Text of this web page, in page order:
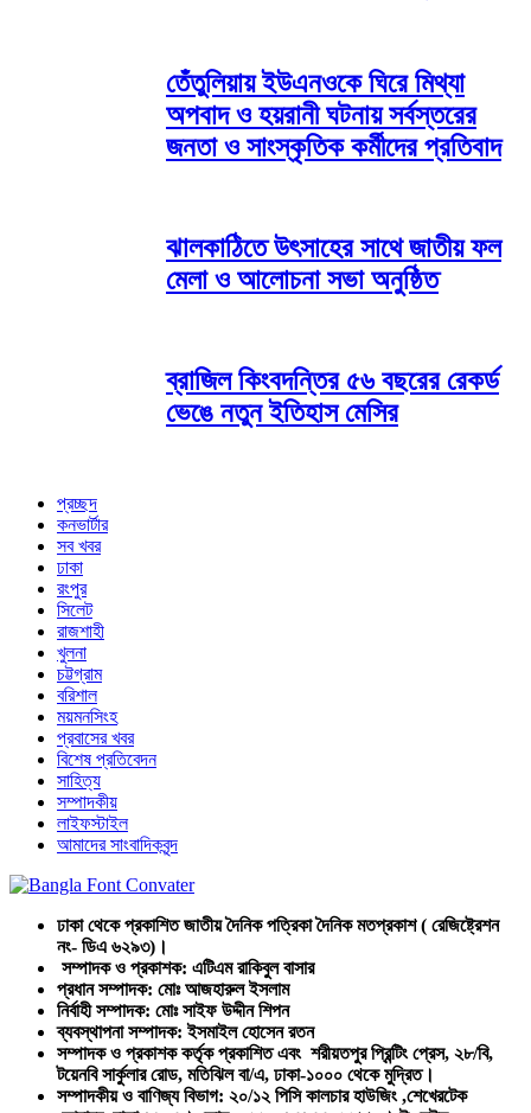
তেঁতুলিয়ায় ইউএনওকে ঘিরে মিথ্যা
অপবাদ ও হয়রানী ঘটনায় সর্বস্তরের
জনতা ও সাংস্কৃতিক কর্মীদের প্রতিবাদ
ঝালকাঠিতে উৎসাহের সাথে জাতীয় ফল
মেলা ও আলোচনা সভা অনুষ্ঠিত
ব্রাজিল কিংবদন্তির ৫৬ বছরের রেকর্ড
ভেঙে নতুন ইতিহাস মেসির
প্রচ্ছদ
কনভার্টার
সব খবর
ঢাকা
রংপুর
সিলেট
রাজশাহী
খুলনা
চট্টগ্রাম
বরিশাল
ময়মনসিংহ
প্রবাসের খবর
বিশেষ প্রতিবেদন
সাহিত্য
সম্পাদকীয়
লাইফস্টাইল
আমাদের সাংবাদিকবৃন্দ
ঢাকা থেকে প্রকাশিত জাতীয় দৈনিক পত্রিকা দৈনিক মতপ্রকাশ ( রেজিষ্ট্রেশন
নং- ডিএ ৬২৯৩)।
সম্পাদক ও প্রকাশক: এটিএম রাকিবুল বাসার
প্রধান সম্পাদক: মোঃ আজহারুল ইসলাম
নির্বাহী সম্পাদক: মোঃ সাইফ উদ্দীন শিপন
ব্যবস্থাপনা সম্পাদক: ইসমাইল হোসেন রতন
সম্পাদক ও প্রকাশক কর্তৃক প্রকাশিত এবং শরীয়তপুর প্রিন্টিং প্রেস, ২৮/বি,
টয়েনবি সার্কুলার রোড, মতিঝিল বা/এ, ঢাকা-১০০০ থেকে মুদ্রিত।
সম্পাদকীয় ও বাণিজ্য বিভাগ: ২০/১২ পিসি কালচার হাউজিং ,শেখেরটেক